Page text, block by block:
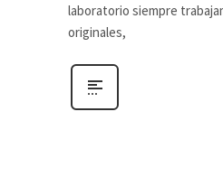
laboratorio siempre
originales,